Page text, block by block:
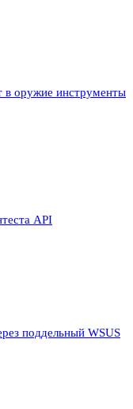
в оружие инструменты
API
поддельный WSUS